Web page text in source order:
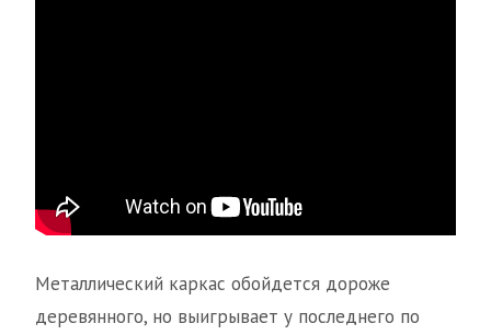
Металлический каркас обойдется дороже
деревянного, но выигрывает у последнего по